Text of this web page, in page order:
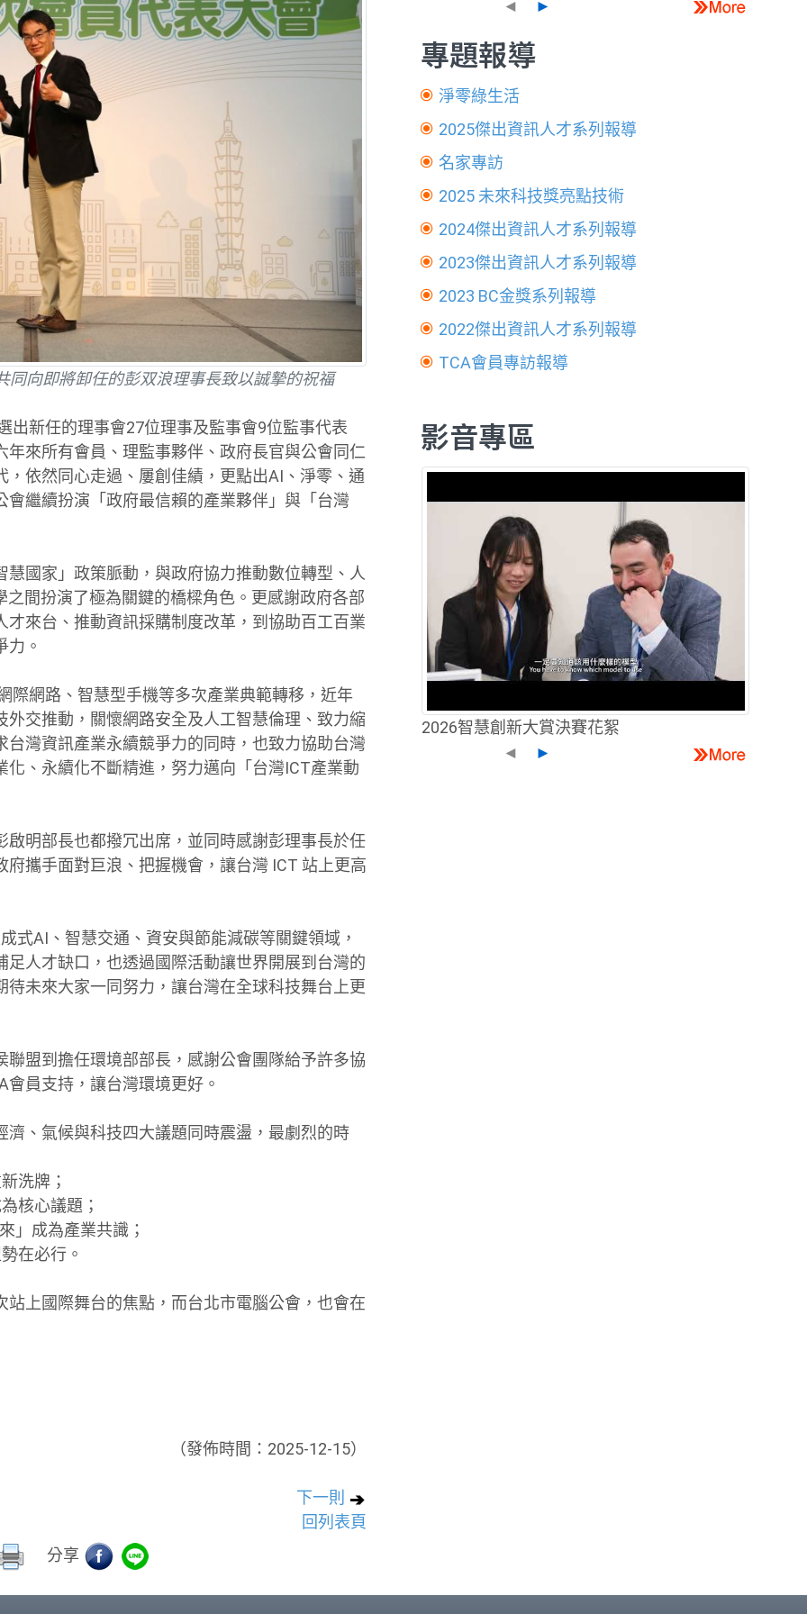
向即將卸任的彭双浪理事長致以誠摯的祝福
出新任的理事會27位理事及監事會9位監事代表
來所有會員、理監事夥伴、政府長官與公會同仁
依然同心走過、屢創佳績，更點出AI、淨零、通
繼續扮演「政府最信賴的產業夥伴」與「台灣
國家」政策脈動，與政府協力推動數位轉型、人
間扮演了極為關鍵的橋樑角色。更感謝政府各部
來台、推動資訊採購制度改革，到協助百工百業
力。
際網路、智慧型手機等多次產業典範轉移，近年
交推動，關懷網路安全及人工智慧倫理、致力縮
灣資訊產業永續競爭力的同時，也致力協助台灣
、永續化不斷精進，努力邁向「台灣ICT產業動
明部長也都撥冗出席，並同時感謝彭理事長於任
攜手面對巨浪、把握機會，讓台灣 ICT 站上更高
式AI、智慧交通、資安與節能減碳等關鍵領域，
人才缺口，也透過國際活動讓世界開展到台灣的
未來大家一同努力，讓台灣在全球科技舞台上更
盟到擔任環境部部長，感謝公會團隊給予許多協
員支持，讓台灣環境更好。
、氣候與科技四大議題同時震盪，最劇烈的時
洗牌；
核心議題；
」成為產業共識；
在必行。
上國際舞台的焦點，而台北市電腦公會，也會在
（發佈時間：2025-12-15）
下一則
回列表頁
分享
◄ ►
專題報導
淨零綠生活
2025傑出資訊人才系列報導
名家專訪
2025 未來科技獎亮點技術
2024傑出資訊人才系列報導
2023傑出資訊人才系列報導
2023 BC金獎系列報導
2022傑出資訊人才系列報導
TCA會員專訪報導
影音專區
2026智慧創新大賞決賽花絮
◄
►